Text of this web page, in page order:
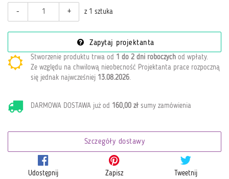
- + z 1 sztuka
Zapytaj projektanta
Stworzenie produktu trwa od 1 do 2 dni roboczych od wpłaty.
Ze względu na chwilową nieobecność Projektanta prace rozpoczną
się jednak najwcześniej 13.08.2026.
DARMOWA DOSTAWA już od 160,00 zł sumy zamówienia
Szczegóły dostawy
Udostępnij Zapisz Tweetnij